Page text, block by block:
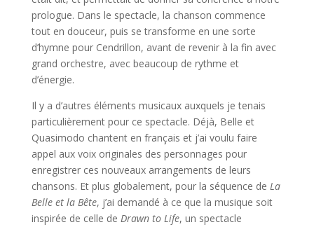
prologue. Dans le spectacle, la chanson commence
tout en douceur, puis se transforme en une sorte
d’hymne pour Cendrillon, avant de revenir à la fin avec
grand orchestre, avec beaucoup de rythme et
d’énergie.
Il y a d’autres éléments musicaux auxquels je tenais
particulièrement pour ce spectacle. Déjà, Belle et
Quasimodo chantent en français et j’ai voulu faire
appel aux voix originales des personnages pour
enregistrer ces nouveaux arrangements de leurs
chansons. Et plus globalement, pour la séquence de La
Belle et la Bête, j’ai demandé à ce que la musique soit
inspirée de celle de Drawn to Life, un spectacle